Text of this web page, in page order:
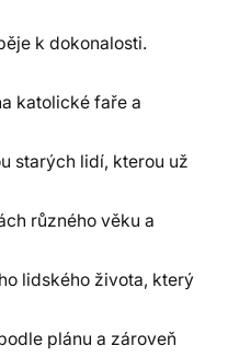
k dokonalosti.
katolické faře a
starých lidí, kterou už
různého věku a
lidského života, který
plánu a zároveň